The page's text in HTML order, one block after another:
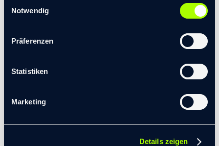
© 2026 transformis Consulting SE
Notwendig
Präferenzen
Statistiken
Marketing
Details zeigen
sich nicht vorhersagen – aber Unternehmen können sich
darauf vorbereiten, in dem sie sich offen dem Wettbewerb
der Ideen und Geschäftsmodellen stellen, in Bewegung
bleiben, in viele Richtungen denken und strategisch klug
Zurück zum Blog
Dieter Zetsche, ehem. CEO Daimler AG, im Interview mit